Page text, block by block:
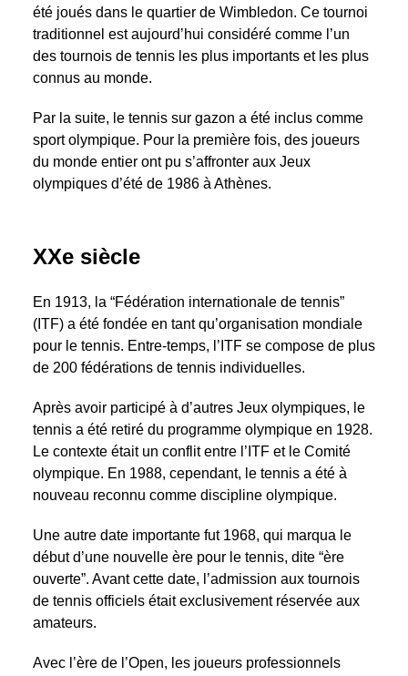
été joués dans le quartier de Wimbledon. Ce tournoi
traditionnel est aujourd’hui considéré comme l’un
des tournois de tennis les plus importants et les plus
connus au monde.
Par la suite, le tennis sur gazon a été inclus comme
sport olympique. Pour la première fois, des joueurs
du monde entier ont pu s’affronter aux Jeux
olympiques d’été de 1986 à Athènes.
XXe siècle
En 1913, la “Fédération internationale de tennis”
(ITF) a été fondée en tant qu’organisation mondiale
pour le tennis. Entre-temps, l’ITF se compose de plus
de 200 fédérations de tennis individuelles.
Après avoir participé à d’autres Jeux olympiques, le
tennis a été retiré du programme olympique en 1928.
Le contexte était un conflit entre l’ITF et le Comité
olympique. En 1988, cependant, le tennis a été à
nouveau reconnu comme discipline olympique.
Une autre date importante fut 1968, qui marqua le
début d’une nouvelle ère pour le tennis, dite “ère
ouverte”. Avant cette date, l’admission aux tournois
de tennis officiels était exclusivement réservée aux
amateurs.
Avec l’ère de l’Open, les joueurs professionnels